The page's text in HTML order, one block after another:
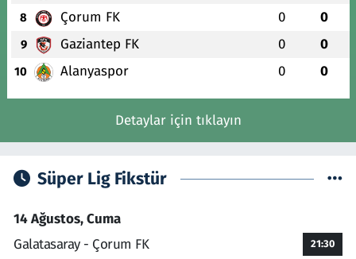
8 Çorum FK 0 0
9 Gaziantep FK 0 0
10 Alanyaspor 0 0
Detaylar için tıklayın
Süper Lig Fikstür
14 Ağustos, Cuma
Galatasaray - Çorum FK
21:30